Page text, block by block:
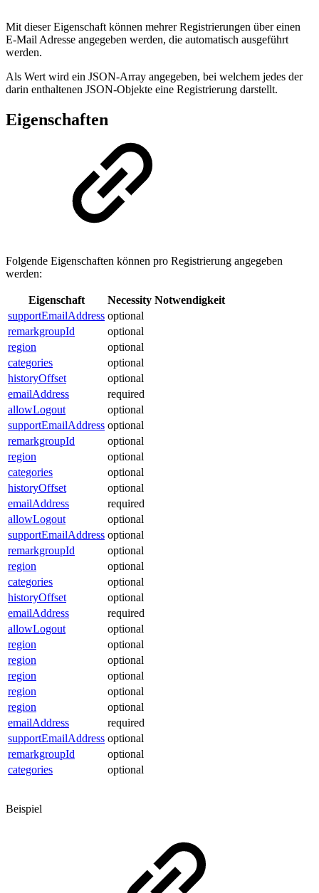
Mit dieser Eigenschaft können mehrer Registrierungen über einen
E-Mail Adresse angegeben werden, die automatisch ausgeführt
werden.
Als Wert wird ein JSON-Array angegeben, bei welchem jedes der
darin enthaltenen JSON-Objekte eine Registrierung darstellt.
Eigenschaften
Folgende Eigenschaften können pro Registrierung angegeben
werden:
Eigenschaft Necessity Notwendigkeit
supportEmailAddress optional
remarkgroupId
optional
region
optional
categories
optional
historyOffset
optional
emailAddress
required
allowLogout
optional
supportEmailAddress optional
remarkgroupId
optional
region
optional
categories
optional
historyOffset
optional
emailAddress
required
allowLogout
optional
supportEmailAddress optional
remarkgroupId
optional
region
optional
categories
optional
historyOffset
optional
emailAddress
required
allowLogout
optional
region
optional
region
optional
region
optional
region
optional
region
optional
emailAddress
required
supportEmailAddress optional
remarkgroupId
optional
categories
optional
Beispiel